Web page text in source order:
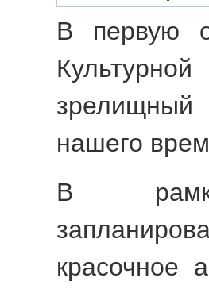
В первую
зрелищный
нашего
В
красочное